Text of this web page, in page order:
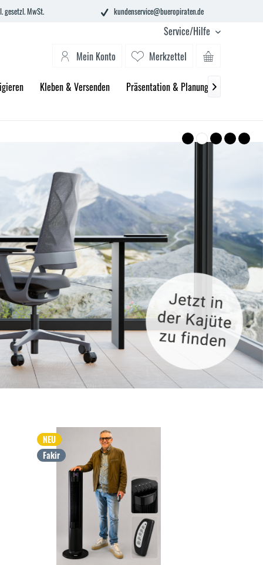
gesetzl. MwSt. kundenservice@bueropiraten.de
Service/Hilfe
Merkzettel
Mein Konto
Kleben & Versenden Präsentation & Planung 
NEU
Fakir